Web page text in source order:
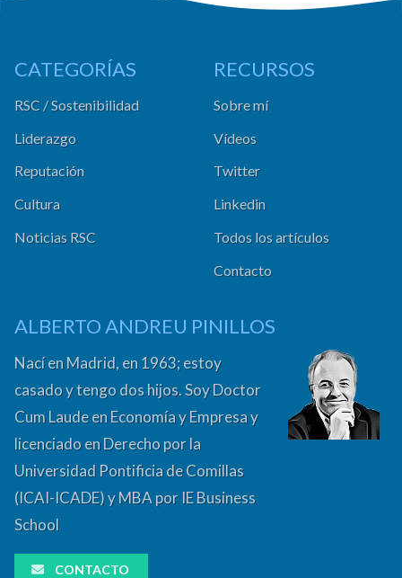
CATEGORÍAS
RSC / Sostenibilidad
Liderazgo
Reputación
Cultura
Noticias RSC
RECURSOS
Sobre mí
Vídeos
Twitter
Linkedin
Todos los artículos
Contacto
ALBERTO ANDREU PINILLOS
Nací en Madrid, en 1963; estoy
casado y tengo dos hijos. Soy Doctor
Cum Laude en Economía y Empresa y
licenciado en Derecho por la
Universidad Pontificia de Comillas
(ICAI-ICADE) y MBA por IE Business
School
CONTACTO